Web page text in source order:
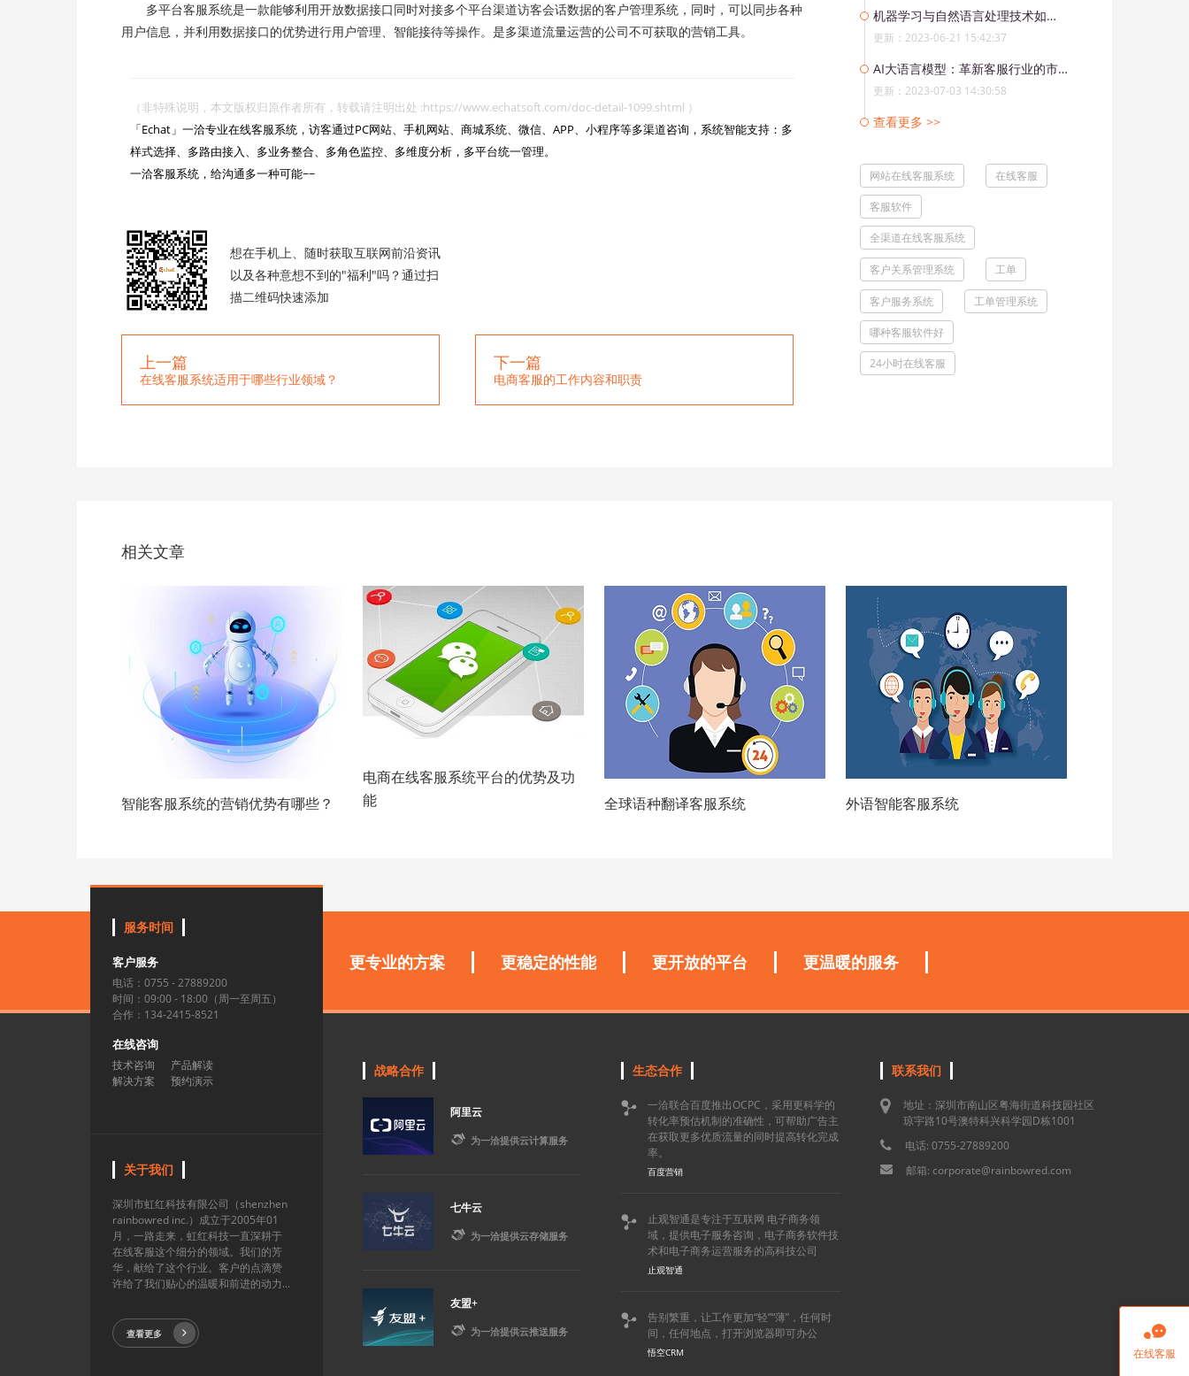
多平台客服系统是一款能够利用开放数据接口同时对接多个平台渠道访客会话数据的客户管理系统，同时，可以同步各种
用户信息，并利用数据接口的优势进行用户管理、智能接待等操作。是多渠道流量运营的公司不可获取的营销工具。
（非特殊说明，本文版权归原作者所有，转载请注明出处 :https://www.echatsoft.com/doc-detail-1099.shtml ）
「Echat」一洽专业在线客服系统，访客通过PC网站、手机网站、商城系统、微信、APP、小程序等多渠道咨询，系统智能支持：多
样式选择、多路由接入、多业务整合、多角色监控、多维度分析，多平台统一管理。
一洽客服系统，给沟通多一种可能~~
想在手机上、随时获取互联网前沿资讯
以及各种意想不到的"福利"吗？通过扫
描二维码快速添加
上一篇
在线客服系统适用于哪些行业领域？
下一篇
电商客服的工作内容和职责
机器学习与自然语言处理技术如何助力客服系统的转型升级
更新：2023-06-21 15:42:37
AI大语言模型：革新客服行业的市场颠覆者
更新：2023-07-03 14:30:58
查看更多 >>
网站在线客服系统 在线客服
客服软件
全渠道在线客服系统
客户关系管理系统 工单
客户服务系统 工单管理系统
哪种客服软件好
24小时在线客服
相关文章
智能客服系统的营销优势有哪些？
电商在线客服系统平台的优势及功
能
全球语种翻译客服系统 外语智能客服系统
更专业的方案 更稳定的性能 更开放的平台 更温暖的服务
服务时间
客户服务
电话：0755 - 27889200
时间：09:00 - 18:00（周一至周五）
合作：134-2415-8521
在线咨询
技术咨询
产品解读
解决方案
预约演示
关于我们
深圳市虹红科技有限公司（shenzhen
rainbowred inc.）成立于2005年01
月，一路走来，虹红科技一直深耕于
在线客服这个细分的领域。我们的芳
华，献给了这个行业。客户的点滴赞
许给了我们贴心的温暖和前进的动力...
查看更多
战略合作
阿里云
 为一洽提供云计算服务
七牛云
 为一洽提供云存储服务
友盟+
 为一洽提供云推送服务
生态合作

一洽联合百度推出OCPC，采用更科学的
转化率预估机制的准确性，可帮助广告主
在获取更多优质流量的同时提高转化完成
率。
百度营销

止观智通是专注于互联网 电子商务领
域，提供电子服务咨询，电子商务软件技
术和电子商务运营服务的高科技公司
止观智通

告别繁重，让工作更加“轻”“薄”，任何时
间，任何地点，打开浏览器即可办公
悟空CRM
联系我们
地址：深圳市南山区粤海街道科技园社区
琼宇路10号澳特科兴科学园D栋1001
电话: 0755-27889200
邮箱: corporate@rainbowred.com

在线客服